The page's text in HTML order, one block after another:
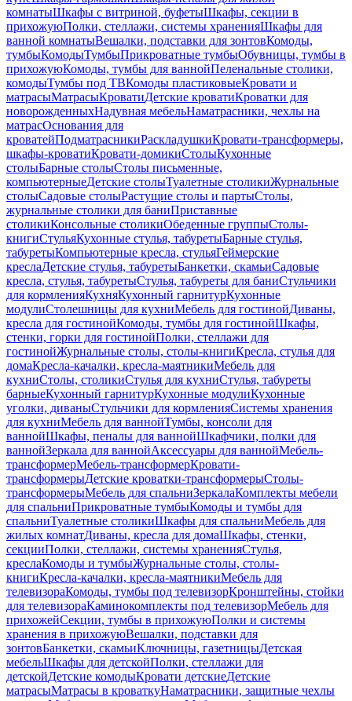
комнатыШкафы с витриной, буфетыШкафы, секции в
прихожуюПолки, стеллажи, системы храненияШкафы для
ванной комнатыВешалки, подставки для зонтовКомоды,
тумбыКомодыТумбыПрикроватные тумбыОбувницы, тумбы в
прихожуюКомоды, тумбы для ваннойПеленальные столики,
комодыТумбы под ТВКомоды пластиковыеКровати и
матрасыМатрасыКроватиДетские кроватиКроватки для
новорожденныхНадувная мебельНаматрасники, чехлы на
матрасОснования для
кроватейПодматрасникиРаскладушкиКровати-трансформеры,
шкафы-кроватиКровати-домикиСтолыКухонные
столыБарные столыСтолы письменные,
компьютерныеДетские столыТуалетные столикиЖурнальные
столыСадовые столыРастущие столы и партыСтолы,
журнальные столики для баниПриставные
столикиКонсольные столикиОбеденные группыСтолы-
книгиСтульяКухонные стулья, табуретыБарные стулья,
табуретыКомпьютерные кресла, стульяГеймерские
креслаДетские стулья, табуретыБанкетки, скамьиСадовые
кресла, стулья, табуретыСтулья, табуреты для баниСтульчики
для кормленияКухняКухонный гарнитурКухонные
модулиСтолешницы для кухниМебель для гостинойДиваны,
кресла для гостинойКомоды, тумбы для гостинойШкафы,
стенки, горки для гостинойПолки, стеллажи для
гостинойЖурнальные столы, столы-книгиКресла, стулья для
домаКресла-качалки, кресла-маятникиМебель для
кухниСтолы, столикиСтулья для кухниСтулья, табуреты
барныеКухонный гарнитурКухонные модулиКухонные
уголки, диваныСтульчики для кормленияСистемы хранения
для кухниМебель для ваннойТумбы, консоли для
ваннойШкафы, пеналы для ваннойШкафчики, полки для
ваннойЗеркала для ваннойАксессуары для ваннойМебель-
трансформерМебель-трансформерКровати-
трансформерыДетские кроватки-трансформерыСтолы-
трансформерыМебель для спальниЗеркалаКомплекты мебели
для спальниПрикроватные тумбыКомоды и тумбы для
спальниТуалетные столикиШкафы для спальниМебель для
жилых комнатДиваны, кресла для домаШкафы, стенки,
секцииПолки, стеллажи, системы храненияСтулья,
креслаКомоды и тумбыЖурнальные столы, столы-
книгиКресла-качалки, кресла-маятникиМебель для
телевизораКомоды, тумбы под телевизорКронштейны, стойки
для телевизораКаминокомплекты под телевизорМебель для
прихожейСекции, тумбы в прихожуюПолки и системы
хранения в прихожуюВешалки, подставки для
зонтовБанкетки, скамьиКлючницы, газетницыДетская
мебельШкафы для детскойПолки, стеллажи для
детскойДетские комодыКровати детскиеДетские
матрасыМатрасы в кроваткуНаматрасники, защитные чехлы